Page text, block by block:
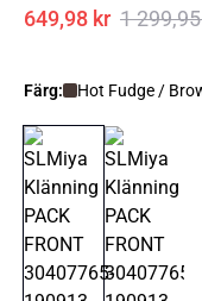
649,98 kr 1
Färg: Hot Fudge /